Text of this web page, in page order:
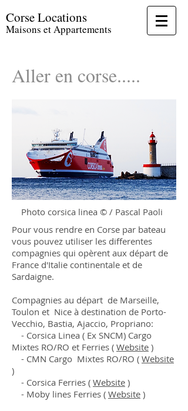
Corse Locations
Maisons et Appartements
Aller en corse.....
Photo corsica linea © / Pascal Paoli
Pour vous rendre en Corse par bateau
vous pouvez utiliser les differentes
compagnies qui opèrent aux départ de
France d'Italie continentale et de
Sardaigne.
Compagnies au départ de Marseille,
Toulon et Nice à destination de Porto-
Vecchio, Bastia, Ajaccio, Propriano:
- Corsica Linea ( Ex SNCM) Cargo
Mixtes RO/RO et Ferries ( Website )
- CMN Cargo Mixtes RO/RO ( Website
)
- Corsica Ferries ( Website )
- Moby lines Ferries ( Website )